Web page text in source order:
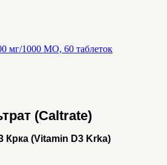
мг/1000 МО, 60 таблеток
(Caltrate)
Крка (Vitamin D3 Krka)